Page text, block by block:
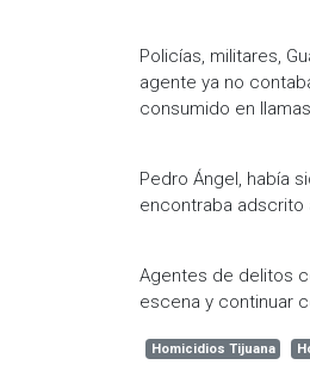
Policías, militares,
agente ya no
consumido en
Pedro Ángel, había
encontraba adscrito
Agentes de delitos
escena y continuar
Homicidios Tijuana